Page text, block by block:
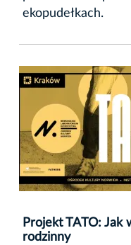
ekopudełkach.
Projekt TATO: Jak
rodzinny